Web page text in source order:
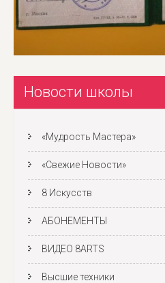
Новости школы
«Мудрость Мастера»
«Свежие Новости»
8 Искусств
АБОНЕМЕНТЫ
ВИДЕО 8ARTS
Высшие техники